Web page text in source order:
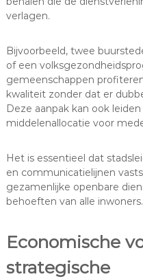
verlagen.
Bijvoorbeeld, twee
of een
gemeenschappen
kwaliteit zonder dat er
Deze aanpak kan ook
middelenallocatie voor
Het is essentieel dat
en communicatielijnen
gezamenlijke openbare
behoeften van alle inwoners.
Economische
strategische